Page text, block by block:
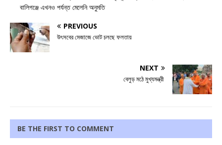
বালিগঞ্জে এখনও পর্যন্ত মেলেনি অনুমতি
PREVIOUS
উৎসবের মেজাজে ভোট চলছে ফলতায়
NEXT
বেলুড় মঠে মুখ্যমন্ত্রী
BE THE FIRST TO COMMENT